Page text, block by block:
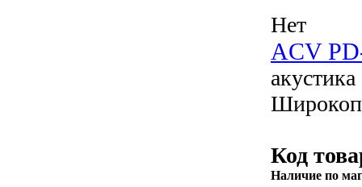
Нет
ACV
Код
Наличие по